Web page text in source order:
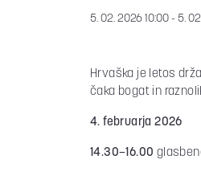
5. 02. 2026 10:00 - 5.
Hrvaška je letos
čaka bogat in
4. februarja 2026
14.30–16.00